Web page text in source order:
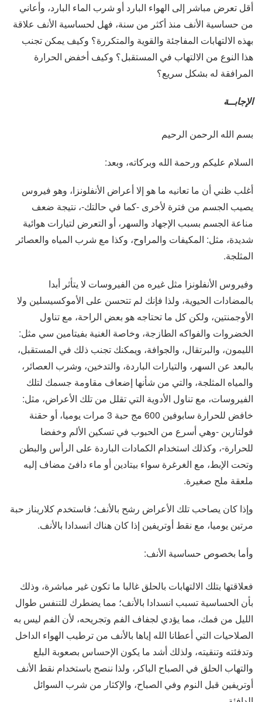
أقل تعرض مباشر إلى الهواء البارد أو شرب الماء البارد، وأعاني
من حساسية الأنف منذ أكثر من سنة، فهل لحساسية الأنف علاقة
بهذه الالتهابات المفاجئة والقوية والمتكررة؟ وكيف يمكن تجنب
هذا النوع من الالتهاب في المستقبل؟ وكيف أخفض الحرارة
المرافقة له بشكل سريع؟
الإجابــة
بسم الله الرحمن الرحيم
السلام عليكم ورحمة الله وبركاته، وبعد:
أغلب ظني أن ما تعانيه ما هو إلا أعراض الأنفلونزا، وهو فيروس
يصيب الجسم من فترة لأخرى -كما في حالتك-، نتيجة ضعف
مناعة الجسم بسبب الإجهاد والسهر، أو التعرض لتيارات هوائية
شديدة، مثل: المكيفات والمراوح، وكذا مع شرب المياه والعصائر
المثلجة.
وفيروس الأنفلونزا مثل غيره من الفيروسات لا يتأثر أبدا
بالمضادات الحيوية، ولذا فإنك لم تتحسن على الأموكسيسلين ولا
الأوجمنتين، ولكن كل ما تحتاجه هو بعض الراحة، مع تناول
الخضروات والفواكه الطازجة، وخاصة الغنية بفيتامين سي مثل:
الليمون، والبرتقال، والجوافة، ويمكنك تجنب ذلك في المستقبل،
بالبعد عن السهر، والتيارات الباردة، والتدخين، وشرب العصائر،
والمياه المثلجة، والتي من شأنها إضعاف مقاومة جسمك لتلك
الفيروسات، مع تناول الأدوية التي تقلل من تلك الأعراض، مثل:
خافض للحرارة سابوفين 600 مج حبة 3 مرات يوميا، أو حقنة
فولتارين -وهي أسرع من الحبوب في تسكين الألم وخفضا
للحرارة-، وكذلك استخدام الكمادات الباردة على الرأس والبطن
وتحت الإبط، مع الغرغرة سواء بيتادين أو ماء دافئ مضاف إليه
ملعقة ملح صغيرة.
وإذا كان يصاحب تلك الأعراض رشح بالأنف؛ فاستخدم كلاريناز حبة
مرتين يوميا، مع نقط أوتريفين إذا كان هناك انسدادا بالأنف.
وأما بخصوص حساسية الأنف:
فعلاقتها بتلك الالتهابات بالحلق غالبا ما تكون غير مباشرة، وذلك
بأن الحساسية تسبب انسدادا بالأنف؛ مما يضطرك للتنفس طوال
الليل من فمك، مما يؤدي لجفاف الفم وتجريحه، لأن الفم ليس به
الصلاحيات التي أعطانا الله إياها بالأنف من ترطيب الهواء الداخل
وتدفئته وتنقيته، ولذلك أشد ما يكون الإحساس بصعوبة البلع
والتهاب الحلق في الصباح الباكر، ولذا ننصح باستخدام نقط الأنف
أوتريفين قبل النوم وفي الصباح، والإكثار من شرب السوائل